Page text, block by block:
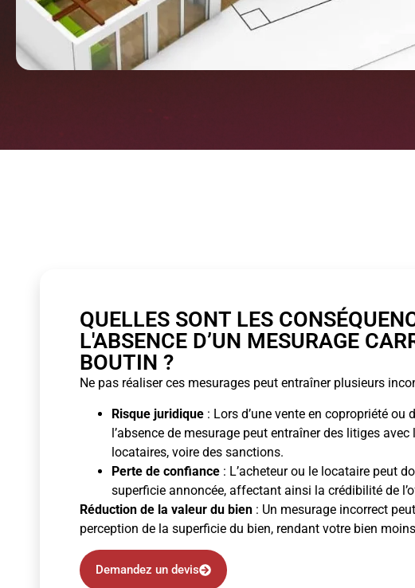
QUELLES SONT LES
L'ABSENCE D’UN MESURAGE
BOUTIN ?
Ne pas réaliser ces mesurages peut entraîner plusieurs
Risque juridique : Lors d’une vente en copropriété ou
l’absence de mesurage peut entraîner des litiges avec
locataires, voire des sanctions.
Perte de confiance : L’acheteur ou le locataire peut
superficie annoncée, affectant ainsi la crédibilité de
Réduction de la valeur du bien : Un mesurage incorrect
perception de la superficie du bien, rendant votre bien
Demandez un devis